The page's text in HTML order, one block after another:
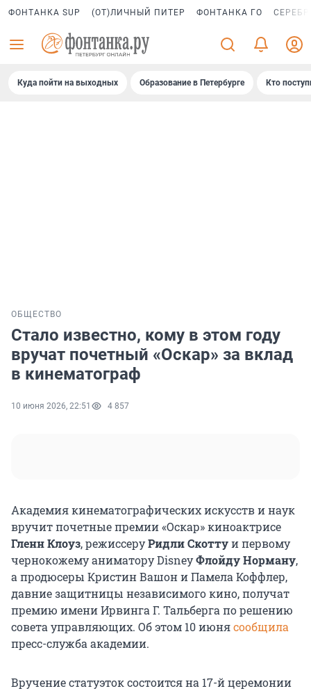
ФОНТАНКА SUP (ОТ)ЛИЧНЫЙ ПИТЕР ФОНТАНКА ГО
Куда пойти на выходных Образование в Петербурге Кто
ОБЩЕСТВО
Стало известно, кому в этом году
вручат почетный «Оскар» за вклад
в кинематограф
10 июня 2026, 22:51 4 857
Академия кинематографических искусств и наук
вручит почетные премии «Оскар» киноактрисе
Гленн Клоуз, режиссеруРидли Скоттуи первому
чернокожему аниматору DisneyФлойду Норману,
а продюсеры Кристин Вашон и Памела Коффлер,
давние защитницы независимого кино, получат
премию имени Ирвинга Г. Тальберга по решению
совета управляющих. Об этом 10 июнясообщила
пресс-служба академии.
Вручение статуэток состоится на 17-й церемонии